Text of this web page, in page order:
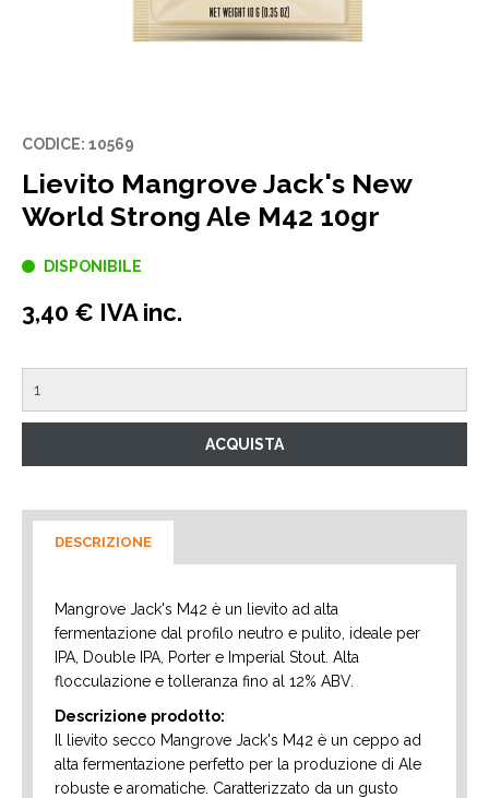
CODICE: 10569
Lievito Mangrove Jack's New
World Strong Ale M42 10gr
DISPONIBILE
3,40 € IVA inc.
DESCRIZIONE
Mangrove Jack's M42 è un lievito ad alta
fermentazione dal profilo neutro e pulito, ideale per
IPA, Double IPA, Porter e Imperial Stout. Alta
flocculazione e tolleranza fino al 12% ABV.
Descrizione prodotto:
Il lievito secco Mangrove Jack's M42 è un ceppo ad
alta fermentazione perfetto per la produzione di Ale
robuste e aromatiche. Caratterizzato da un gusto